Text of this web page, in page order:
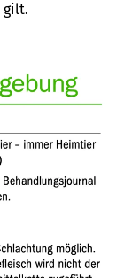
gilt.